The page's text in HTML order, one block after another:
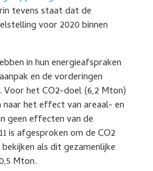
tevens staat dat de
voor 2020 binnen
in hun energieafspraken
en de vorderingen
Voor het CO2-doel (6,2 Mton)
naar het effect van areaal- en
geen effecten van de
is afgesproken om de CO2
als dit gezamenlijke
Mton.